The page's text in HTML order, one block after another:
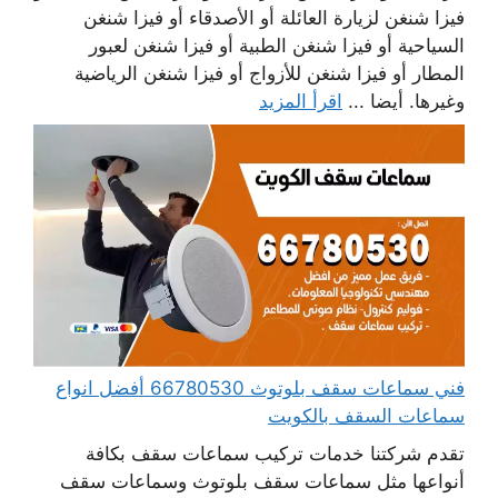
فيزا شنغن لزيارة العائلة أو الأصدقاء أو فيزا شنغن
السياحية أو فيزا شنغن الطبية أو فيزا شنغن لعبور
المطار أو فيزا شنغن للأزواج أو فيزا شنغن الرياضية
وغيرها. أيضا ... اقرأ المزيد
فني سماعات سقف بلوتوث 66780530 أفضل انواع
سماعات السقف بالكويت
تقدم شركتنا خدمات تركيب سماعات سقف بكافة
أنواعها مثل سماعات سقف بلوتوث وسماعات سقف